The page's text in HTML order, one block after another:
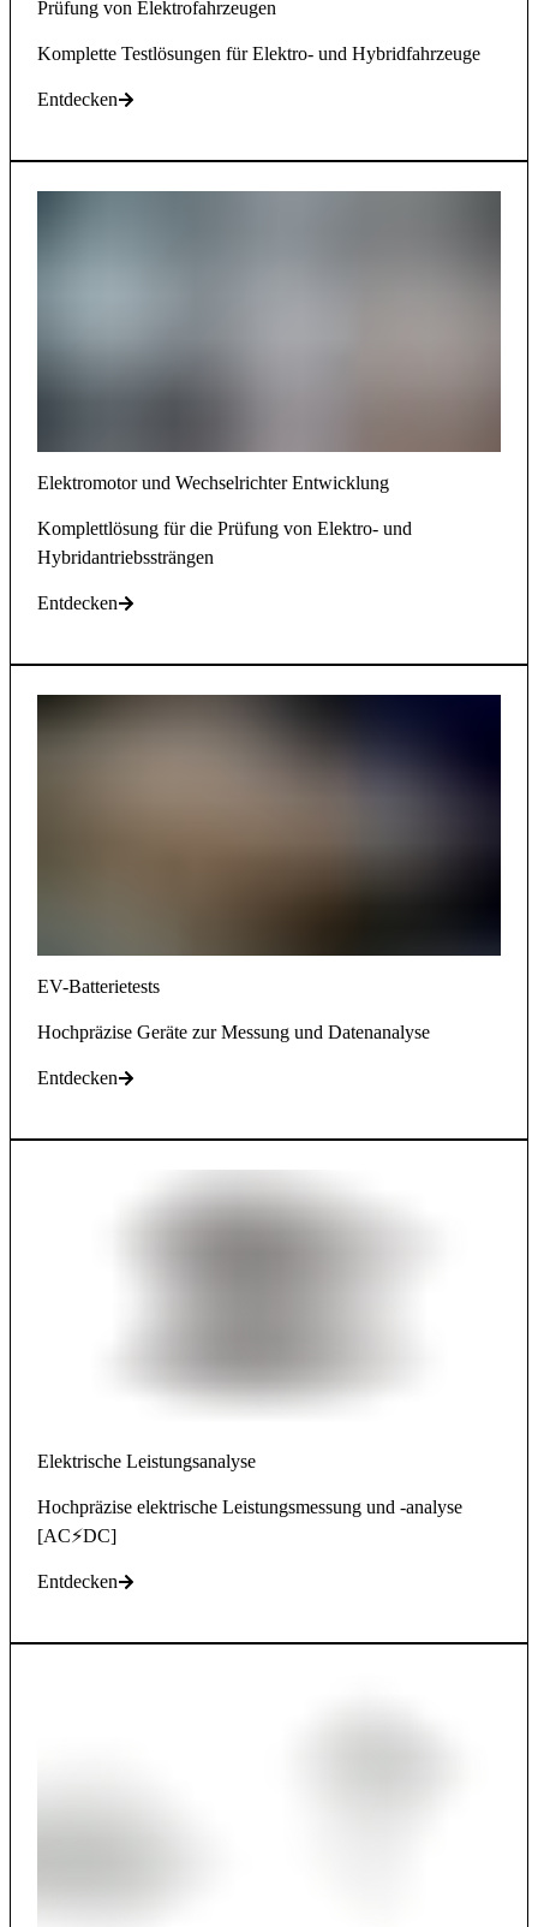
Prüfung von Elektrofahrzeugen
Komplette Testlösungen für Elektro- und Hybridfahrzeuge
Entdecken
Elektromotor und Wechselrichter Entwicklung
Komplettlösung für die Prüfung von Elektro- und
Hybridantriebssträngen
Entdecken
EV-Batterietests
Hochpräzise Geräte zur Messung und Datenanalyse
Entdecken
Elektrische Leistungsanalyse
Hochpräzise elektrische Leistungsmessung und -analyse
[AC⚡DC]
Entdecken